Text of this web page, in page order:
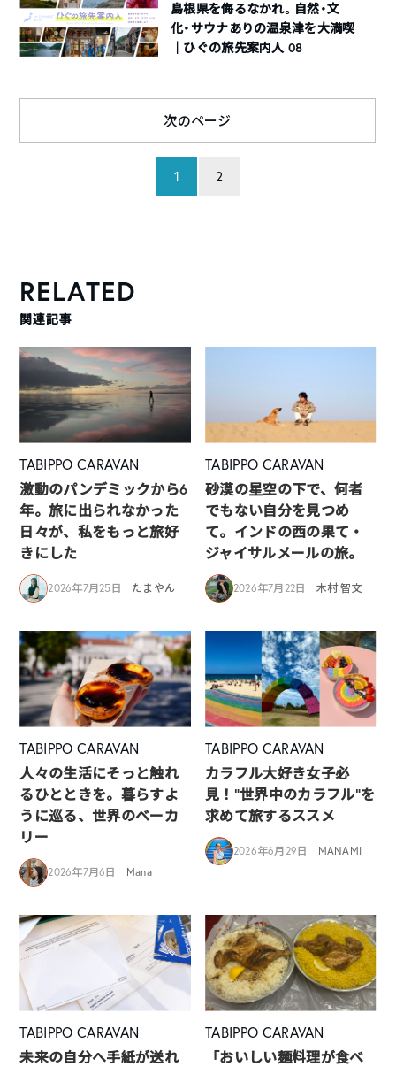
島根県を侮るなかれ。自然・文
化・サウナありの温泉津を大満喫
｜ひぐの旅先案内人 08
1 2
次のページ
RELATED
関連記事
TABIPPO CARAVAN
激動のパンデミックから6
年。旅に出られなかった
日々が、私をもっと旅好
きにした
2026年7月25日 たまやん
TABIPPO CARAVAN
砂漠の星空の下で、何者
でもない自分を見つめ
て。インドの西の果て・
ジャイサルメールの旅。
2026年7月22日 木村 智文
TABIPPO CARAVAN
人々の生活にそっと触れ
るひとときを。暮らすよ
うに巡る、世界のベーカ
リー
2026年7月6日 Mana
TABIPPO CARAVAN
カラフル大好き女子必
見！”世界中のカラフル”を
求めて旅するススメ
2026年6月29日 MANAMI
TABIPPO CARAVAN
未来の自分へ手紙が送れ
TABIPPO CARAVAN
「おいしい麺料理が食べ